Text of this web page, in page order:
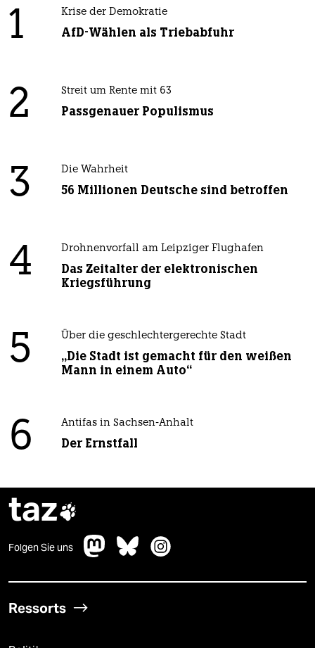
1 Krise der Demokratie
AfD-Wählen als Triebabfuhr
2 Streit um Rente mit 63
Passgenauer Populismus
3 Die Wahrheit
56 Millionen Deutsche sind betroffen
4 Drohnenvorfall am Leipziger Flughafen
Das Zeitalter der elektronischen
Kriegsführung
5 Über die geschlechtergerechte Stadt
„Die Stadt ist gemacht für den weißen
Mann in einem Auto“
6 Antifas in Sachsen-Anhalt
Der Ernstfall
taz
Folgen Sie uns
Ressorts